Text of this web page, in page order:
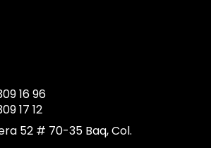
16 96
17 12
52 # 70-35 Baq, Col.